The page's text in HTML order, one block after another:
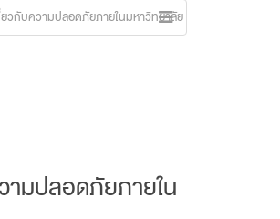
วกับความปลอดภัยภายในมหาวิทยาลัย
ามปลอดภัยภายใน